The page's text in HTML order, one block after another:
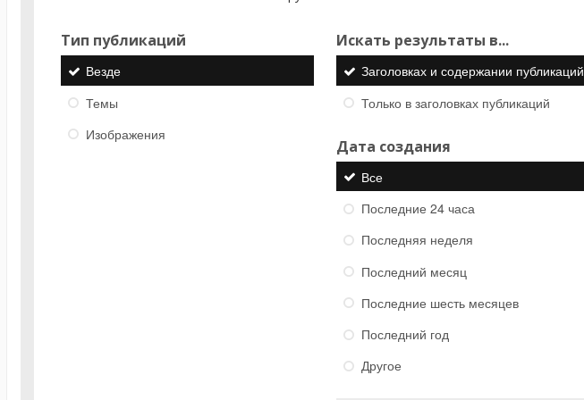
Тип публикаций
Везде
Темы
Изображения
Искать результаты в...
Заголовках и содержании публикаций
Только в заголовках публикаций
Дата создания
Все
Последние 24 часа
Последняя неделя
Последний месяц
Последние шесть месяцев
Последний год
Другое